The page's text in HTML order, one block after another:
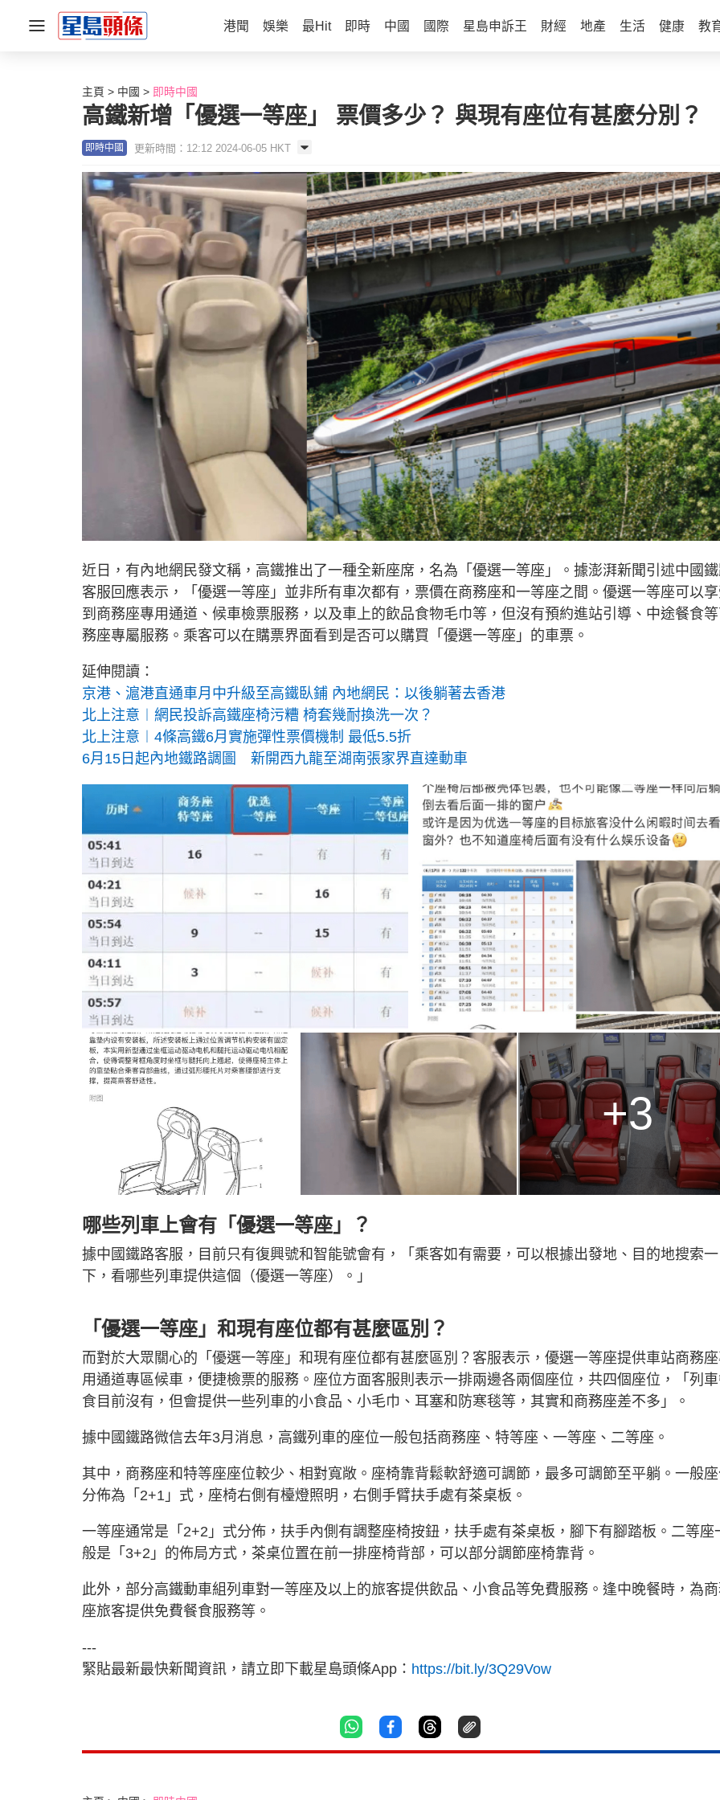
港聞 娛樂 最Hit 即時 中國 國際 星島申訴王 財經 地產 生活 健康 教
主頁 中國 即時中國
高鐵新增「優選一等座」 票價多少？ 與現有座位有甚麼分別？
即時中國 更新時間：12:12 2024-06-05 HKT
近日，有內地網民發文稱，高鐵推出了一種全新座席，名為「優選一等座」。據澎湃新聞引述中國
客服回應表示，「優選一等座」並非所有車次都有，票價在商務座和一等座之間。優選一等座可以
到商務座專用通道、候車檢票服務，以及車上的飲品食物毛巾等，但沒有預約進站引導、中途餐食
務座專屬服務。乘客可以在購票界面看到是否可以購買「優選一等座」的車票。
延伸閱讀：
京港、滬港直通車月中升級至高鐵臥鋪 內地網民：以後躺著去香港
北上注意︱網民投訴高鐵座椅污糟 椅套幾耐換洗一次？
北上注意︱4條高鐵6月實施彈性票價機制 最低5.5折
6月15日起內地鐵路調圖 新開西九龍至湖南張家界直達動車
+3
哪些列車上會有「優選一等座」？
據中國鐵路客服，目前只有復興號和智能號會有，「乘客如有需要，可以根據出發地、目的地搜索一
下，看哪些列車提供這個（優選一等座）。」
「優選一等座」和現有座位都有甚麼區別？
而對於大眾關心的「優選一等座」和現有座位都有甚麼區別？客服表示，優選一等座提供車站商務
用通道專區候車，便捷檢票的服務。座位方面客服則表示一排兩邊各兩個座位，共四個座位，「列
食目前沒有，但會提供一些列車的小食品、小毛巾、耳塞和防寒毯等，其實和商務座差不多」。
據中國鐵路微信去年3月消息，高鐵列車的座位一般包括商務座、特等座、一等座、二等座。
其中，商務座和特等座座位較少、相對寬敞。座椅靠背鬆軟舒適可調節，最多可調節至平躺。一般
分佈為「2+1」式，座椅右側有檯燈照明，右側手臂扶手處有茶桌板。
一等座通常是「2+2」式分佈，扶手內側有調整座椅按鈕，扶手處有茶桌板，腳下有腳踏板。二等座
般是「3+2」的佈局方式，茶桌位置在前一排座椅背部，可以部分調節座椅靠背。
此外，部分高鐵動車組列車對一等座及以上的旅客提供飲品、小食品等免費服務。逢中晚餐時，為
座旅客提供免費餐食服務等。
---
緊貼最新最快新聞資訊，請立即下載星島頭條App： https://bit.ly/3Q29Vow